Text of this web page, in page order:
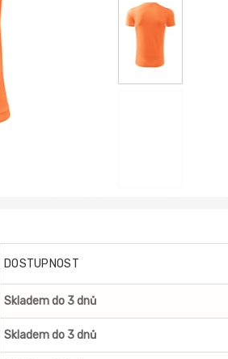
DOSTUPNOST
Skladem do 3 dnů
Skladem do 3 dnů